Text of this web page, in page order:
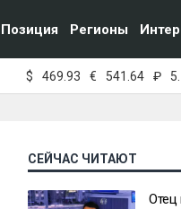
Позиция Регионы
$ 469.93 € 541.64 ₽
СЕЙЧАС ЧИТАЮТ
Отец